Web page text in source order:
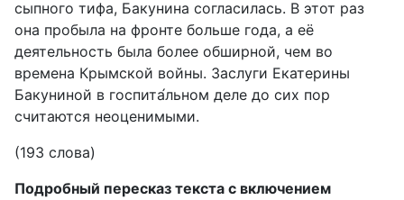
сыпного тифа, Бакунина согласилась. В этот раз
она пробыла на фронте больше года, а её
деятельность была более обширной, чем во
времена Крымской войны. Заслуги Екатерины
Бакуниной в госпита́льном деле до сих пор
считаются неоценимыми.
(193 слова)
Подробный пересказ текста с включением